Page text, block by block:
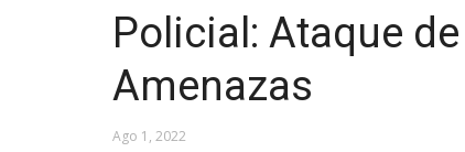
Policial: Ataque
Amenazas
Ago 1, 2022